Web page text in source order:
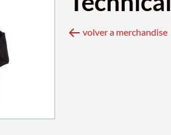
volver a merchandise